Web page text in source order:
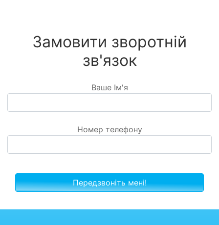
Замовити зворотній
зв'язок
Ваше Ім'я
Номер телефону